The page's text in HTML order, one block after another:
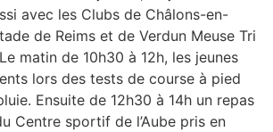
avec les Clubs de Châlons-en-
de Reims et de Verdun Meuse Tri
matin de 10h30 à 12h, les jeunes
lors des tests de course à pied
Ensuite de 12h30 à 14h un repas
Centre sportif de l’Aube pris en